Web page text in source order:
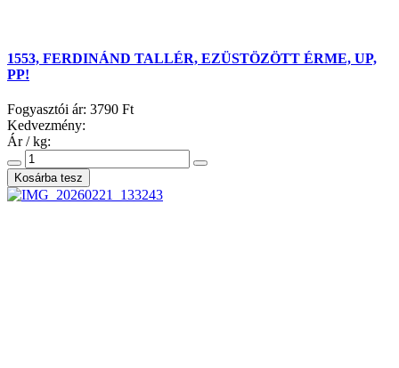
1553, FERDINÁND TALLÉR, EZÜSTÖZÖTT ÉRME, UP,
PP!
Fogyasztói ár: 3790 Ft
Kedvezmény:
Ár / kg: